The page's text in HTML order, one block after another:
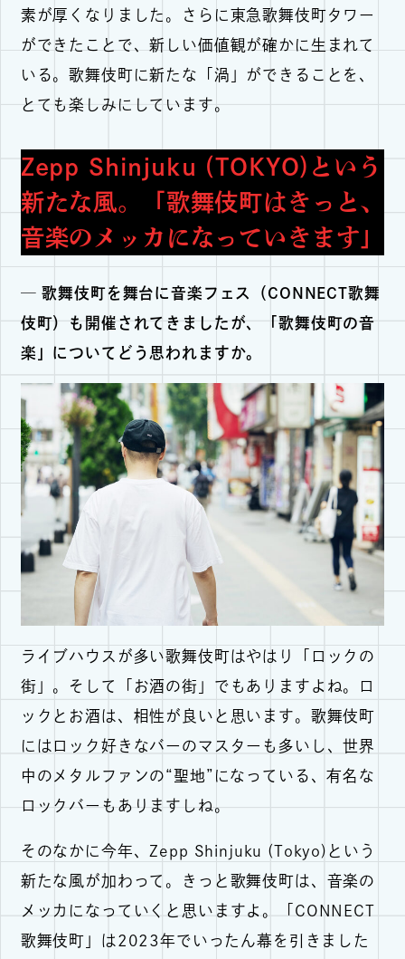
素が厚くなりました。さらに東急歌舞伎町タワー
ができたことで、新しい価値観が確かに生まれて
いる。歌舞伎町に新たな「渦」ができることを、
とても楽しみにしています。
Zepp Shinjuku (TOKYO)という
新たな風。「歌舞伎町はきっと、
音楽のメッカになっていきます」
─ 歌舞伎町を舞台に音楽フェス（CONNECT歌舞
伎町）も開催されてきましたが、「歌舞伎町の音
楽」についてどう思われますか。
ライブハウスが多い歌舞伎町はやはり「ロックの
街」。そして「お酒の街」でもありますよね。ロ
ックとお酒は、相性が良いと思います。歌舞伎町
にはロック好きなバーのマスターも多いし、世界
中のメタルファンの“聖地”になっている、有名な
ロックバーもありますしね。
そのなかに今年、Zepp Shinjuku (Tokyo)という
新たな風が加わって。きっと歌舞伎町は、音楽の
メッカになっていくと思いますよ。「CONNECT
歌舞伎町」は2023年でいったん幕を引きました